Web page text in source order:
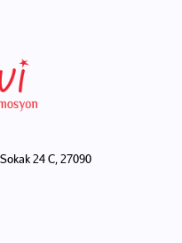
24 C, 27090